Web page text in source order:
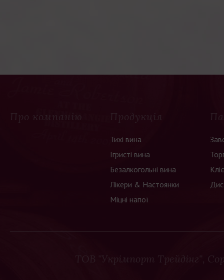
Його
Про компанію Продукція
Тихі вина
Ігристі вина
Безалкогольні вина
Лікери & Настоянки
Міцні напої
ТОВ "Укрімпорт Трейдінг",